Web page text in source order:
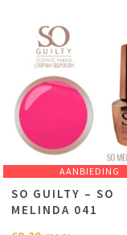
AANBIEDING
SO GUILTY – SO
MELINDA 041